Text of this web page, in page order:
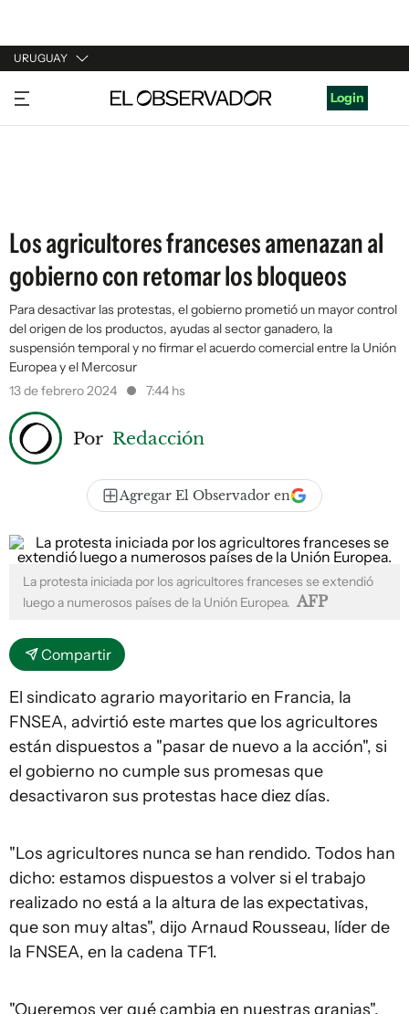
URUGUAY
URUGUAY
ARGENTINA
Login
Los agricultores franceses amenazan al
gobierno con retomar los bloqueos
Para desactivar las protestas, el gobierno prometió un mayor control
del origen de los productos, ayudas al sector ganadero, la
suspensión temporal y no firmar el acuerdo comercial entre la Unión
Europea y el Mercosur
13 de febrero 2024
7:44 hs
Por Redacción
Agregar El Observador en
La protesta iniciada por los agricultores franceses se extendió
luego a numerosos países de la Unión Europea. AFP
Compartir
El sindicato agrario mayoritario en Francia, la
FNSEA, advirtió este martes que los agricultores
están dispuestos a "pasar de nuevo a la acción", si
el gobierno no cumple sus promesas que
desactivaron sus protestas hace diez días.
"Los agricultores nunca se han rendido. Todos han
dicho: estamos dispuestos a volver si el trabajo
realizado no está a la altura de las expectativas,
que son muy altas", dijo Arnaud Rousseau, líder de
la FNSEA, en la cadena TF1.
"Queremos ver qué cambia en nuestras granjas",